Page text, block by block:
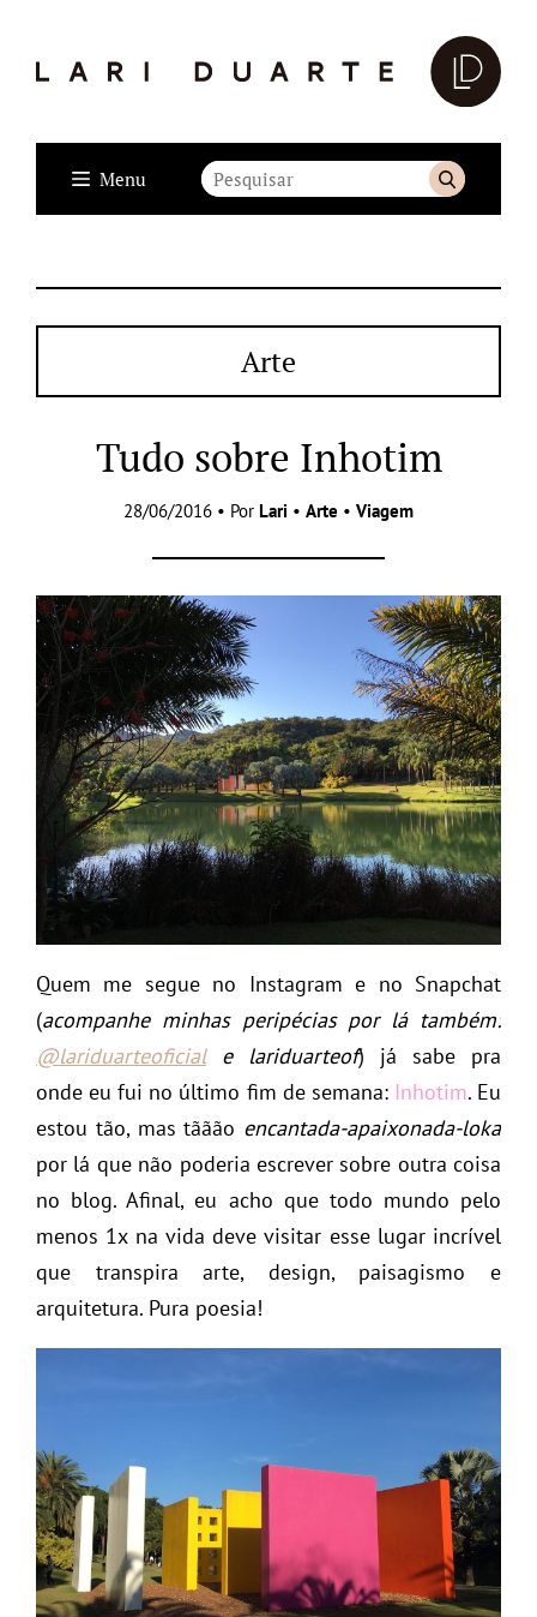
Menu
Arte
Tudo sobre Inhotim
28/06/2016 • Por Lari • Arte • Viagem
Quem me segue no Instagram e no Snapchat
(acompanhe minhas peripécias por lá também:
@lariduarteoficiale lariduarteof) já sabe pra
onde eu fui no último fim de semana: Inhotim. Eu
estou tão, mas tããão encantada-apaixonada-loka
por lá que não poderia escrever sobre outra coisa
no blog. Afinal, eu acho que todo mundo pelo
menos 1x na vida deve visitar esse lugar incrível
que transpira arte, design, paisagismo e
arquitetura. Pura poesia!